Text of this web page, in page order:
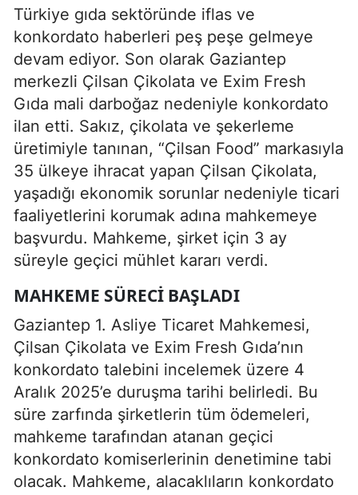
Türkiye gıda sektöründe iflas ve
konkordato haberleri peş peşe gelmeye
devam ediyor. Son olarak Gaziantep
merkezli Çilsan Çikolata ve Exim Fresh
Gıda mali darboğaz nedeniyle konkordato
ilan etti. Sakız, çikolata ve şekerleme
üretimiyle tanınan, “Çilsan Food” markasıyla
35 ülkeye ihracat yapan Çilsan Çikolata,
yaşadığı ekonomik sorunlar nedeniyle ticari
faaliyetlerini korumak adına mahkemeye
başvurdu. Mahkeme, şirket için 3 ay
süreyle geçici mühlet kararı verdi.
MAHKEME SÜRECI BAŞLADI
Gaziantep 1. Asliye Ticaret Mahkemesi,
Çilsan Çikolata ve Exim Fresh Gıda’nın
konkordato talebini incelemek üzere 4
Aralık 2025’e duruşma tarihi belirledi. Bu
süre zarfında şirketlerin tüm ödemeleri,
mahkeme tarafından atanan geçici
konkordato komiserlerinin denetimine tabi
olacak. Mahkeme, alacaklıların konkordato